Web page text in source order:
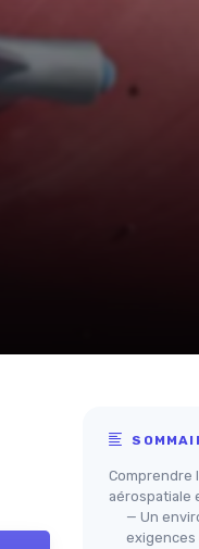
Comprendre
aérospatiale
— Un
exigences